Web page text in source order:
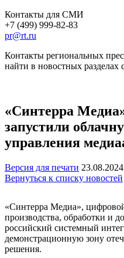
Контакты для СМИ
+7 (499) 999-82-83
pr@rt.ru
Контакты региональных
найти в новостных разделах
«Синтерра
запустили
управления
Версия для печати 23.08.2024
Вернуться к списку новостей
«Синтерра Медиа»,
производства, обработки и
российский системный
демонстрационную зону
решения.